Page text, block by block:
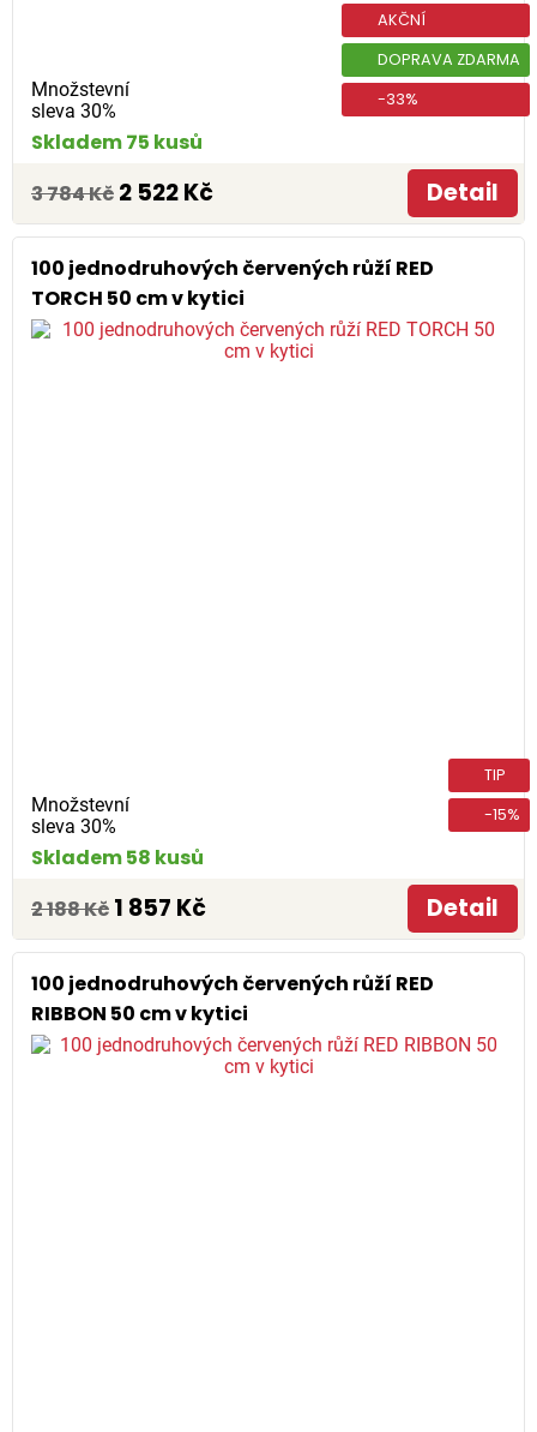
Množstevní
sleva 30%
AKČNÍ
DOPRAVA ZDARMA
-33%
Skladem 75 kusů
3 784 Kč 2 522 Kč Detail
100 jednodruhových červených růží RED
TORCH 50 cm v kytici
Množstevní
sleva 30%
TIP
-15%
Skladem 58 kusů
2 188 Kč 1 857 Kč Detail
100 jednodruhových červených růží RED
RIBBON 50 cm v kytici